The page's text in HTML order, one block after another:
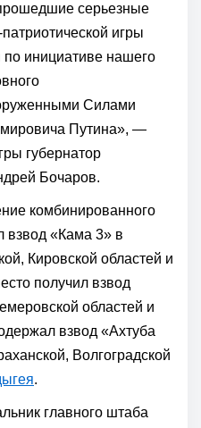
серьезные
игры
инициативе нашего
Силами
Путина», —
губернатор
Бочаров.
комбинированного
взвод «Кама 3» в
Кировской областей и
получил взвод
областей и
взвод «Ахтуба
Волгоградской
.
главного штаба